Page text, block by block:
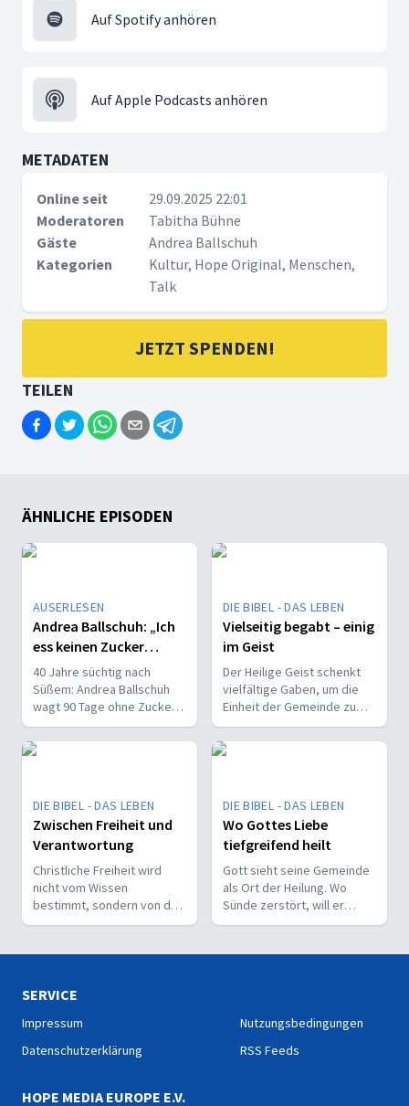
Auf Spotify anhören
Auf Apple Podcasts anhören
METADATEN
Online seit
29.09.2025 22:01
Moderatoren
Tabitha Bühne
Gäste
Andrea Ballschuh
Kategorien
Kultur, Hope Original, Menschen,
Talk
JETZT SPENDEN!
TEILEN
ÄHNLICHE EPISODEN
AUSERLESEN
Andrea Ballschuh: „Ich
ess keinen Zucker
mehr!“
40 Jahre süchtig nach
Süßem: Andrea Ballschuh
wagt 90 Tage ohne Zucker –
und zeigt, was Verzicht,
Rückfälle und neue
Gewohnheiten verändern.
DIE BIBEL - DAS LEBEN
Vielseitig begabt – einig
im Geist
Der Heilige Geist schenkt
vielfältige Gaben, um die
Einheit der Gemeinde zu
stärken und sie zu
befähigen, Christus vor den
Menschen zu bekennen.
DIE BIBEL - DAS LEBEN
Zwischen Freiheit und
Verantwortung
Christliche Freiheit wird
nicht vom Wissen
bestimmt, sondern von der
Beziehung zum Nächsten –
DIE BIBEL - DAS LEBEN
Wo Gottes Liebe
tiefgreifend heilt
Gott sieht seine Gemeinde
als Ort der Heilung. Wo
Sünde zerstört, will er
liebevoll und korrigierend
SERVICE
Impressum
Datenschutzerklärung
Nutzungsbedingungen
RSS Feeds
HOPE MEDIA EUROPE E.V.